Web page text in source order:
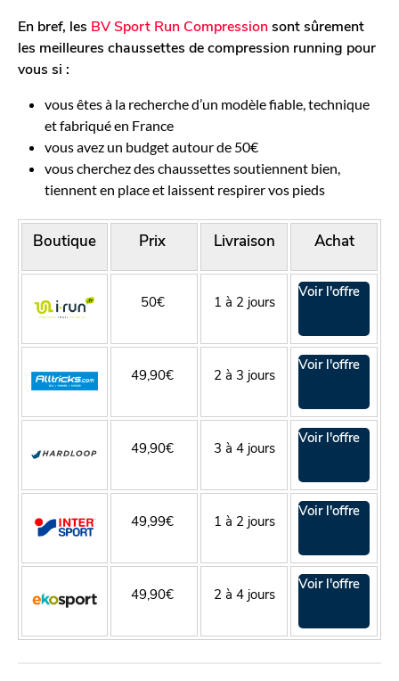
En bref, les BV Sport Run Compressionsont sûrement
les meilleures chaussettes de compression running pour
vous si :
vous êtes à la recherche d’un modèle fiable, technique
et fabriqué en France
vous avez un budget autour de 50€
vous cherchez des chaussettes soutiennent bien,
tiennent en place et laissent respirer vos pieds
Boutique Prix Livraison Achat
50€ 1 à 2 jours
Voir l'offre
49,90€ 2 à 3 jours
Voir l'offre
49,90€ 3 à 4 jours
Voir l'offre
49,99€ 1 à 2 jours
Voir l'offre
49,90€ 2 à 4 jours
Voir l'offre